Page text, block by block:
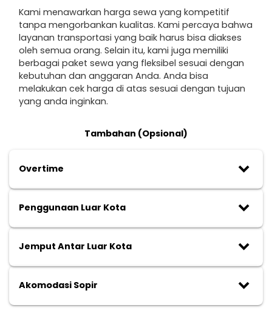
Kami menawarkan harga sewa yang kompetitif
tanpa mengorbankan kualitas. Kami percaya bahwa
layanan transportasi yang baik harus bisa diakses
oleh semua orang. Selain itu, kami juga memiliki
berbagai paket sewa yang fleksibel sesuai dengan
kebutuhan dan anggaran Anda. Anda bisa
melakukan cek harga di atas sesuai dengan tujuan
yang anda inginkan.
Tambahan (Opsional)
Overtime keyboard_arrow_down
Penggunaan Luar Kota keyboard_arrow_down
Jemput Antar Luar Kota keyboard_arrow_down
Akomodasi Sopir keyboard_arrow_down